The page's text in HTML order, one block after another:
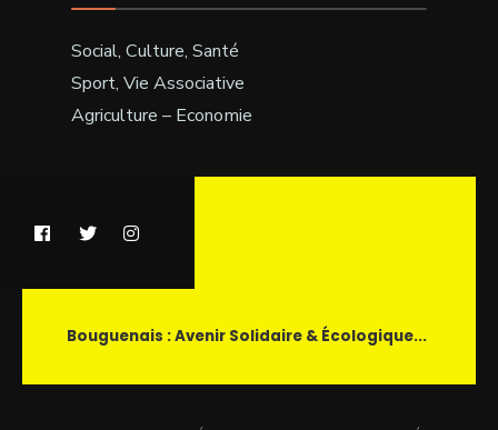
Social, Culture, Santé
Sport, Vie Associative
Agriculture – Economie
Bouguenais : Avenir Solidaire & Écologique...